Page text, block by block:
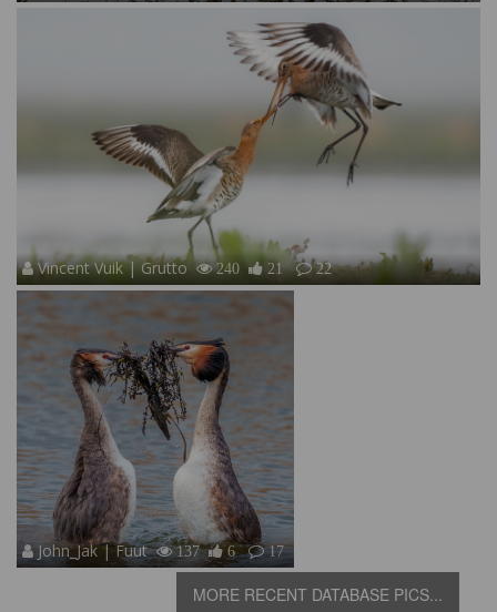
Vincent Vuik | Grutto 240 21 22
John_Jak | Fuut 137 6 17
MORE RECENT DATABASE PICS...